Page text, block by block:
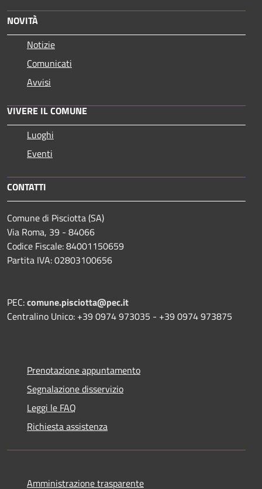
NOVITÀ
Notizie
Comunicati
Avvisi
VIVERE IL COMUNE
Luoghi
Eventi
CONTATTI
Comune di Pisciotta (SA)
Via Roma, 39 - 84066
Codice Fiscale: 84001150659
Partita IVA: 02803100656
PEC:comune.pisciotta@pec.it
Centralino Unico: +39 0974 973035 - +39 0974 973875
Prenotazione appuntamento
Segnalazione disservizio
Leggi le FAQ
Richiesta assistenza
Amministrazione trasparente